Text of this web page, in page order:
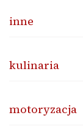
inne
kulinaria
motoryzacja